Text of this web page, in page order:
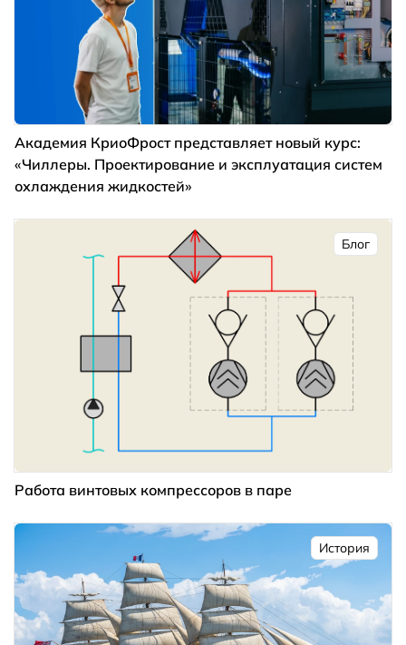
Академия КриоФрост представляет новый курс:
«Чиллеры. Проектирование и эксплуатация систем
охлаждения жидкостей»
Блог
Работа винтовых компрессоров в паре
История